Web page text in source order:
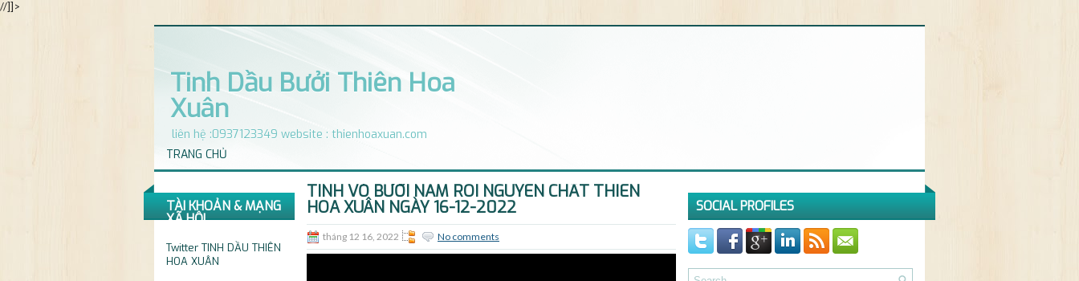
//]]>
Tinh Dầu Bưởi Thiên Hoa
Xuân
liên hệ :0937123349 website : thienhoaxuan.com
TRANG CHỦ
TÀI KHOẢN & MẠNG
XÃ HỘI
Twitter TINH DẦU THIÊN
HOA XUÂN
TINH VỎ BƯỞI NĂM ROI NGUYÊN CHẤT THIÊN
HOA XUÂN NGÀY 16-12-2022
tháng 12 16, 2022 No comments
SOCIAL PROFILES